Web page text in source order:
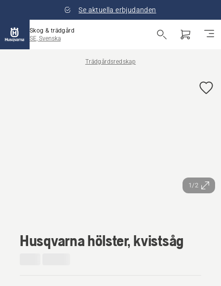
Se aktuella erbjudanden
Skog & trädgård
SE, Svenska
Trädgårdsredskap
1/2
Husqvarna hölster, kvistsåg